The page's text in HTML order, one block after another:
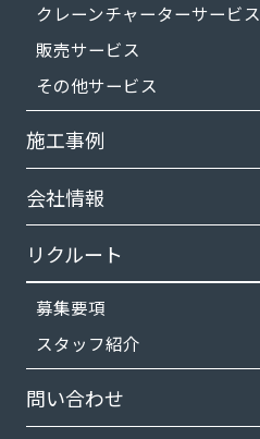
クレーンチャーターサービス
販売サービス
その他サービス
施工事例
会社情報
リクルート
募集要項
スタッフ紹介
問い合わせ